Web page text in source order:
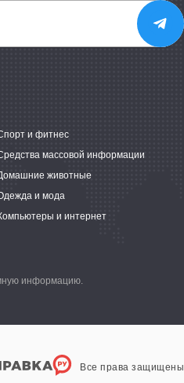
и фитнес
массовой информации
животные
и мода
и интернет
информацию.
Все права защищены